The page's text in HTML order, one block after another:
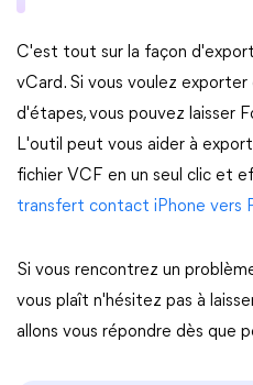
C'est tout sur la façon
vCard. Si vous voulez
d'étapes, vous pouvez laisser
L'outil peut vous aider à
fichier VCF en un seul clic et
transfert contact iPhone vers
Si vous rencontrez un
vous plaît n'hésitez pas à
allons vous répondre dès que